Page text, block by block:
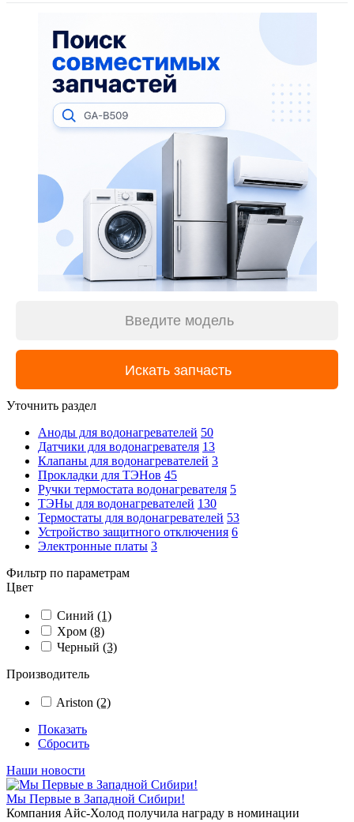
Уточнить раздел
Аноды для водонагревателей 50
Датчики для водонагревателя 13
Клапаны для водонагревателей 3
Прокладки для ТЭНов 45
Ручки термостата водонагревателя 5
ТЭНы для водонагревателей 130
Термостаты для водонагревателей 53
Устройство защитного отключения 6
Электронные платы 3
Фильтр по параметрам
Цвет
Синий (1)
Хром (8)
Черный (3)
Производитель
Ariston (2)
Показать
Сбросить
Наши новости
Мы Первые в Западной Сибири!
Компания Айс-Холод получила награду в номинации